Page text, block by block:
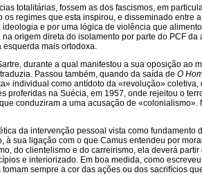
totalitárias, fossem as dos fascismos, em
regimes que esta inspirou, e disseminado entre
e por uma lógica de violência que
na origem direta do isolamento por parte do PCF
mais ortodoxa.
durante a qual manifestou a sua oposição ao
Passou também, quando da saída de O
individual como antídoto da «revolução»
proferidas na Suécia, em 1957, onde rejeitou o
conduziram a uma acusação de
da intervenção pessoal vista como
à sua ligação com o que Camus entendeu por
do clientelismo e do carreirismo, ela deverá
e interiorizado. Em boa medida, como
sempre a cor das ações ou dos sacrifícios